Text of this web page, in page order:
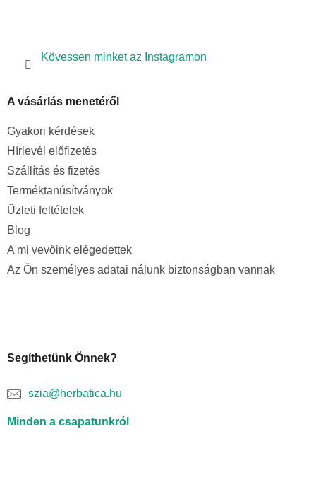
Kövessen minket az Instagramon
A vásárlás menetéről
Gyakori kérdések
Hírlevél előfizetés
Szállítás és fizetés
Terméktanúsítványok
Üzleti feltételek
Blog
A mi vevőink elégedettek
Az Ön személyes adatai nálunk biztonságban vannak
Segíthetünk Önnek?
szia@herbatica.hu
Minden a csapatunkról